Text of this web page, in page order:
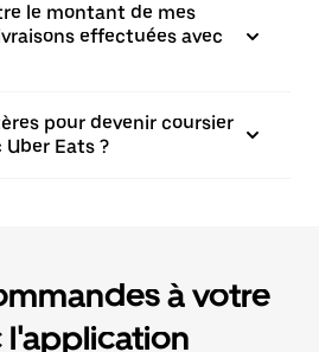
le montant de mes
effectuées avec
pour devenir coursier
Eats ?
à votre
l'application